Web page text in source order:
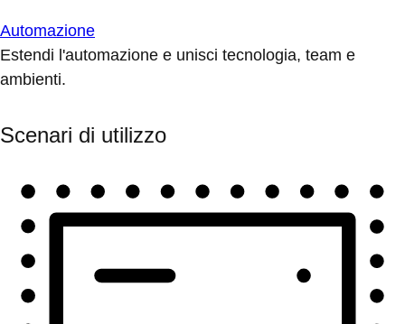
Automazione
Estendi l'automazione e unisci tecnologia, team e
ambienti.
Scenari di utilizzo